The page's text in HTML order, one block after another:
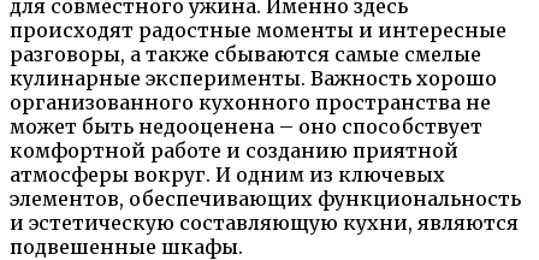
для совместного ужина. Именно здесь
происходят радостные моменты и интересные
разговоры, а также сбываются самые смелые
кулинарные эксперименты. Важность хорошо
организованного кухонного пространства не
может быть недооценена – оно способствует
комфортной работе и созданию приятной
атмосферы вокруг. И одним из ключевых
элементов, обеспечивающих функциональность
и эстетическую составляющую кухни, являются
подвешенные шкафы.